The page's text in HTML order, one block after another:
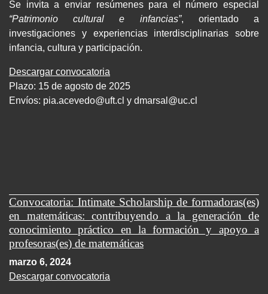
Se invita a enviar resúmenes para el número especial
“Patrimonio cultural e infancias”, orientado a
investigaciones y experiencias interdisciplinarias sobre
infancia, cultura y participación.
Descargar convocatoria
Plazo: 15 de agosto de 2025
Envíos: pia.acevedo@uft.cl y dmarsal@uc.cl
Convocatoria: Intimate Scholarship de formadoras(es)
en matemáticas: contribuyendo a la generación de
conocimiento práctico en la formación y apoyo a
profesoras(es) de matemáticas
marzo 6, 2024
Descargar convocatoria